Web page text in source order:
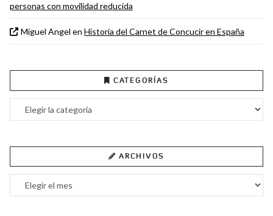
personas con movilidad reducida
Miguel Angel en Historia del Carnet de Concucir en España
CATEGORÍAS
Categorías
ARCHIVOS
Archivos